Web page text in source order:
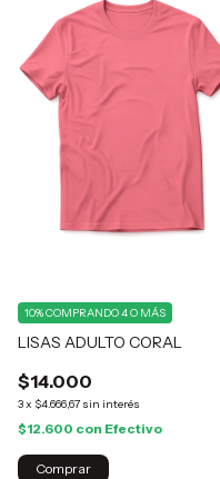
LISAS ADULTO CORAL
$14.000
3x $4.666,67 sin interés
10%COMPRANDO 4 O MÁS
$12.600 con Efectivo
Comprar